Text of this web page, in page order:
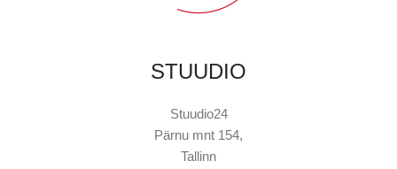
STUUDIO
Stuudio24
Pärnu mnt 154,
Tallinn